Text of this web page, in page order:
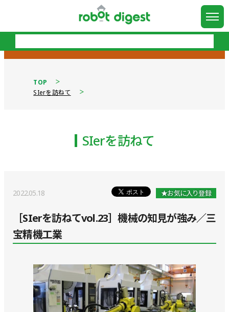
TOP
SIerを訪ねて
SIerを訪ねて
2022.05.18 ★お気に入り登録
［SIerを訪ねてvol.23］機械の知見が強み／三
宝精機工業